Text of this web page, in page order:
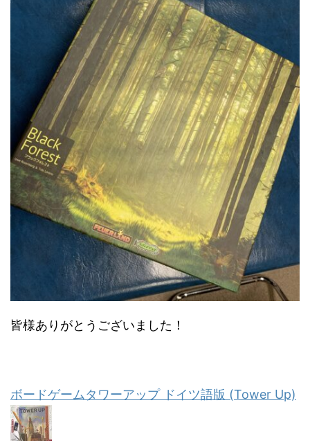
皆様ありがとうございました！
ボードゲームタワーアップ ドイツ語版 (Tower Up)